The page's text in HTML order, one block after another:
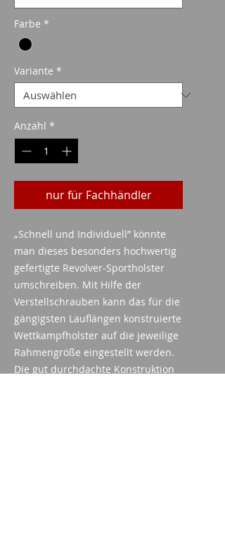
Farbe *
Variante *
Anzahl *
nur für Fachhändler
„Schnell und Individuell” könnte
man dieses besonders hochwertig
gefertigte Revolver-Sportholster
umschreiben. Mit Hilfe der
Verstellschrauben kann das für die
gängigsten Lauflängen konstruierte
Wettkampfholster auf die jeweilige
Rahmengröße eingestellt werden.
Die gut durchdachte Konstruktion